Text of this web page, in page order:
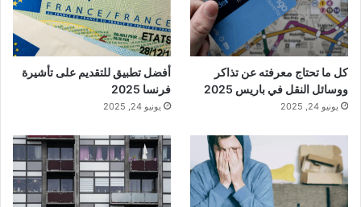
كل ما تحتاج معرفته عن تذاكر
ووسائل النقل في باريس 2025
يونيو 24, 2025
أفضل تطبيق للتقديم على تأشيرة
فرنسا 2025
يونيو 24, 2025